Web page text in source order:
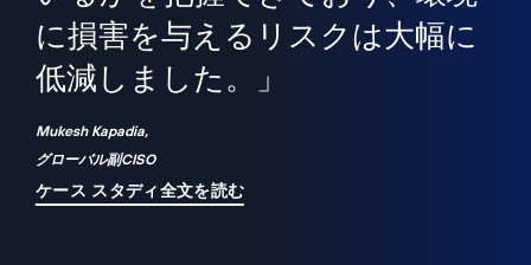
に損害を与えるリスクは大幅に
低減しました。」
Mukesh Kapadia,
グローバル副CISO
ケース スタディ全文を読む